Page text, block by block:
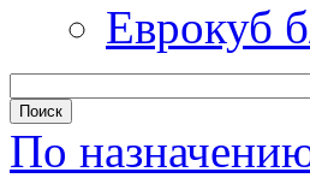
Еврокуб
По